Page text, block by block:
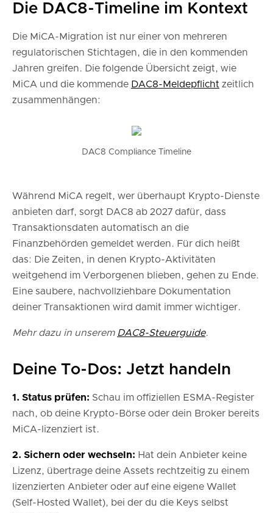
Die DAC8-Timeline im Kontext
Die MiCA-Migration ist nur einer von mehreren
regulatorischen Stichtagen, die in den kommenden
Jahren greifen. Die folgende Übersicht zeigt, wie
MiCA und die kommende DAC8-Meldepflicht zeitlich
zusammenhängen:
DAC8 Compliance Timeline
Während MiCA regelt, wer überhaupt Krypto-Dienste
anbieten darf, sorgt DAC8 ab 2027 dafür, dass
Transaktionsdaten automatisch an die
Finanzbehörden gemeldet werden. Für dich heißt
das: Die Zeiten, in denen Krypto-Aktivitäten
weitgehend im Verborgenen blieben, gehen zu Ende.
Eine saubere, nachvollziehbare Dokumentation
deiner Transaktionen wird damit immer wichtiger.
Mehr dazu in unserem DAC8-Steuerguide.
Deine To-Dos: Jetzt handeln
1. Status prüfen: Schau im offiziellen ESMA-Register
nach, ob deine Krypto-Börse oder dein Broker bereits
MiCA-lizenziert ist.
2. Sichern oder wechseln: Hat dein Anbieter keine
Lizenz, übertrage deine Assets rechtzeitig zu einem
lizenzierten Anbieter oder auf eine eigene Wallet
(Self-Hosted Wallet), bei der du die Keys selbst